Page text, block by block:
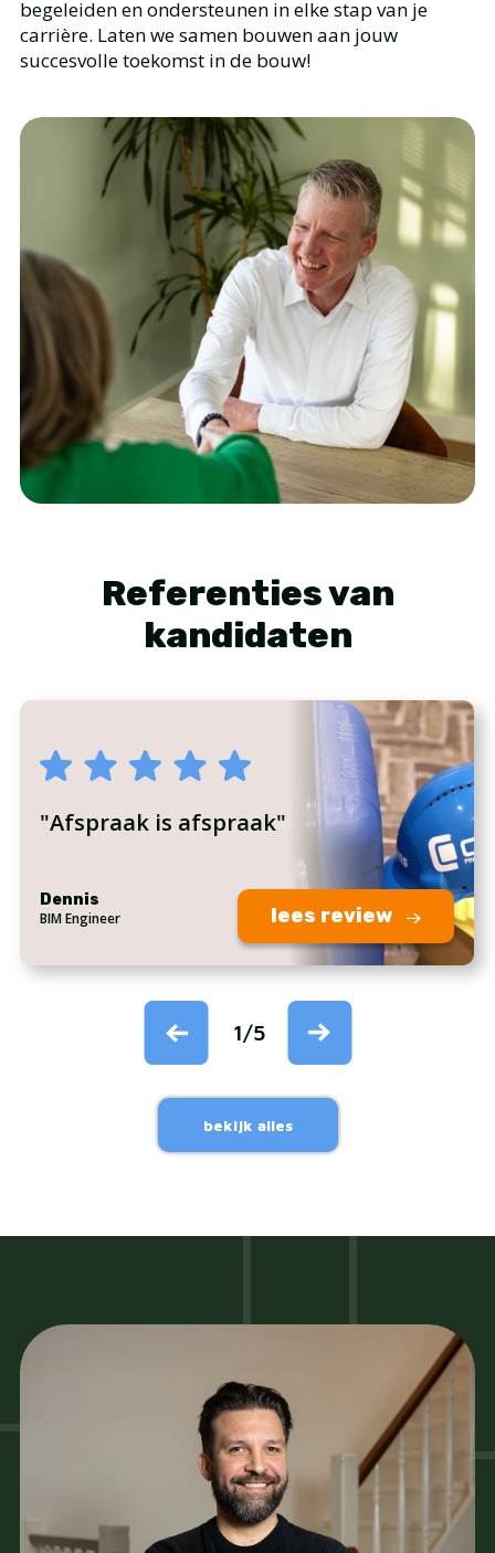
begeleiden en ondersteunen in elke stap van je
carrière. Laten we samen bouwen aan jouw
succesvolle toekomst in de bouw!
Referenties van
kandidaten
"Afspraak is afspraak"
Dennis
BIM Engineer
lees review
1/5
bekijk alles